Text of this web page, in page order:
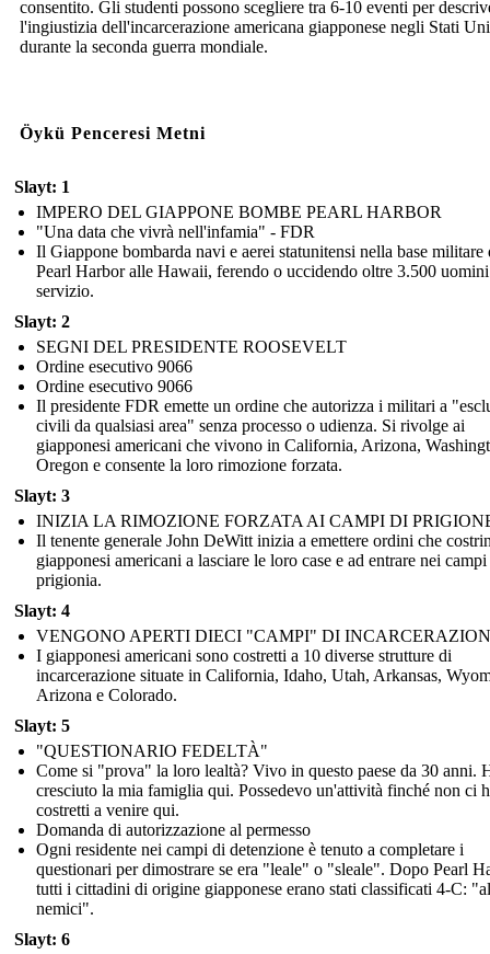
consentito. Gli studenti possono scegliere tra 6-10 eventi per
l'ingiustizia dell'incarcerazione americana giapponese negli Stati
durante la seconda guerra mondiale.
Öykü Penceresi Metni
Slayt: 1
IMPERO DEL GIAPPONE BOMBE PEARL HARBOR
"Una data che vivrà nell'infamia" - FDR
Il Giappone bombarda navi e aerei statunitensi nella base militare
Pearl Harbor alle Hawaii, ferendo o uccidendo oltre 3.500
servizio.
Slayt: 2
SEGNI DEL PRESIDENTE ROOSEVELT
Ordine esecutivo 9066
Ordine esecutivo 9066
Il presidente FDR emette un ordine che autorizza i militari a
civili da qualsiasi area" senza processo o udienza. Si rivolge ai
giapponesi americani che vivono in California, Arizona,
Oregon e consente la loro rimozione forzata.
Slayt: 3
INIZIA LA RIMOZIONE FORZATA AI CAMPI DI
Il tenente generale John DeWitt inizia a emettere ordini che
giapponesi americani a lasciare le loro case e ad entrare nei
prigionia.
Slayt: 4
VENGONO APERTI DIECI "CAMPI" DI
I giapponesi americani sono costretti a 10 diverse strutture di
incarcerazione situate in California, Idaho, Utah, Arkansas,
Arizona e Colorado.
Slayt: 5
"QUESTIONARIO FEDELTÀ"
Come si "prova" la loro lealtà? Vivo in questo paese da 30 anni.
cresciuto la mia famiglia qui. Possedevo un'attività finché non ci
costretti a venire qui.
Domanda di autorizzazione al permesso
Ogni residente nei campi di detenzione è tenuto a completare i
questionari per dimostrare se era "leale" o "sleale". Dopo Pearl
tutti i cittadini di origine giapponese erano stati classificati 4-C:
nemici".
Slayt: 6